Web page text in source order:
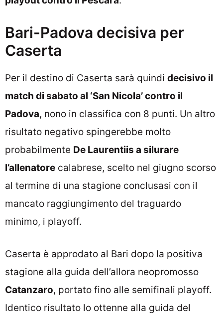
Bari-Padova decisiva per
Caserta
Per il destino di Caserta sarà quindi decisivo il
match di sabato al ‘San Nicola’ contro il
Padova, nono in classifica con 8 punti. Un altro
risultato negativo spingerebbe molto
probabilmente De Laurentiis a silurare
l’allenatore calabrese, scelto nel giugno scorso
al termine di una stagione conclusasi con il
mancato raggiungimento del traguardo
minimo, i playoff.
Caserta è approdato al Bari dopo la positiva
stagione alla guida dell’allora neopromosso
Catanzaro, portato fino alle semifinali playoff.
Identico risultato lo ottenne alla guida del